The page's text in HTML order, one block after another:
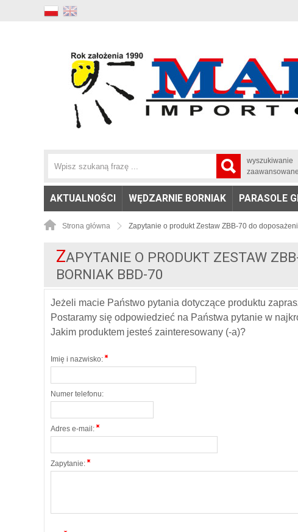
wyszukiwanie
zaawansowane
AKTUALNOŚCI WĘDZARNIE BORNIAK PARASOLE
Strona główna Zapytanie o produkt Zestaw ZBB-70 do
ZAPYTANIE O PRODUKT ZESTAW
BORNIAK BBD-70
Jeżeli macie Państwo pytania dotyczące produktu
Postaramy się odpowiedzieć na Państwa pytanie w
Jakim produktem jesteś zainteresowany (-a)?
Imię i nazwisko:
Numer telefonu:
Adres e-mail:
Zapytanie: